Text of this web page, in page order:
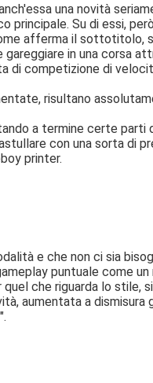
una novità
principale. Su di essi,
afferma il sottotitolo,
in una corsa
di competizione di
risultano
a termine certe
con una sorta di
printer.
e che non ci sia
puntuale come
che riguarda lo stile,
aumentata a dismisura